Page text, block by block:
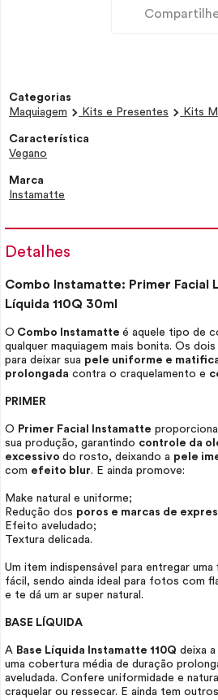
Categorias
Maquiagem
Kits e Presentes Kits
Característica
Vegano
Marca
Instamatte
Detalhes
Combo Instamatte: Primer Facial
Líquida 110Q 30ml
O Combo Instamatte é aquele tipo de
qualquer maquiagem mais bonita. Os
para deixar sua pele uniforme e
prolongada contra o craquelamento e
PRIMER
O Primer Facial Instamatte
sua produção, garantindo controle da
excessivo do rosto, deixando a pele
com efeito blur. E ainda promove:
Make natural e uniforme;
Redução dos poros e marcas de
Efeito aveludado;
Textura delicada.
Um item indispensável para entregar uma
fácil, sendo ainda ideal para fotos com
e te dá um ar super natural.
BASE LÍQUIDA
A Base Líquida Instamatte 110Q deixa
uma cobertura média de duração
aveludada. Confere uniformidade e
craquelar ou ressecar. E ainda tem